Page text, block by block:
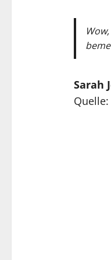
Sarah